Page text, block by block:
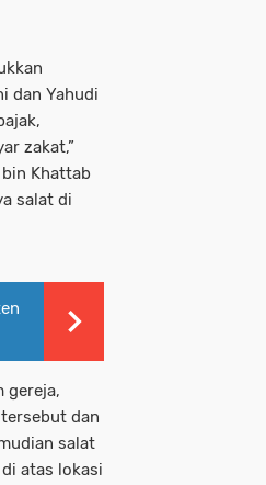
dan Yahudi
zakat,”
Khattab
salat di
gereja,
dan
salat
atas lokasi